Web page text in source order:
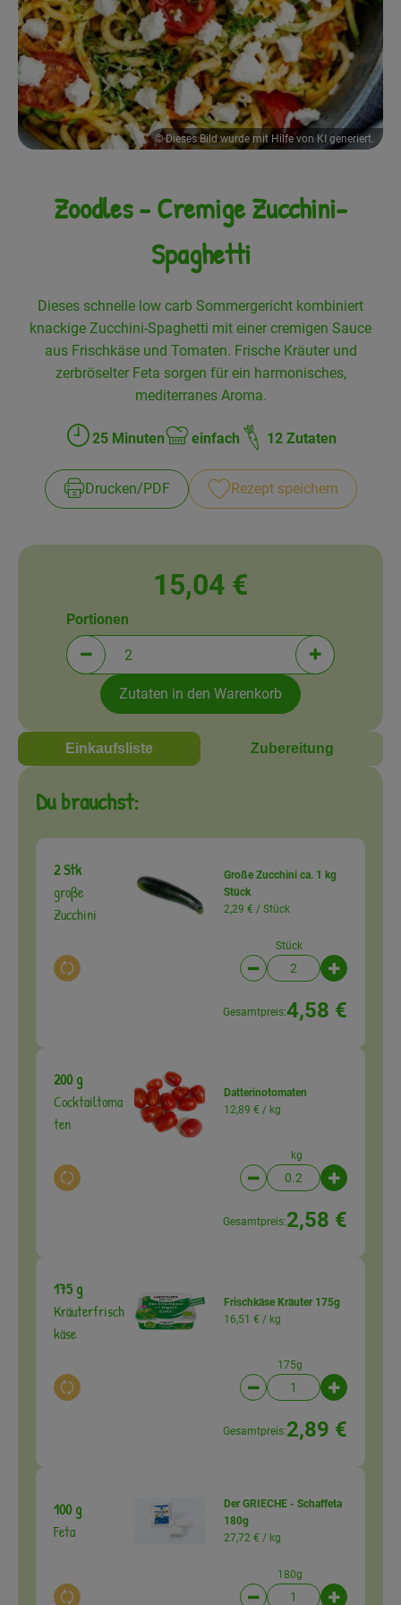
Frisches
Angebote
Haltbares
Getränke
Drogerie
Veranstaltungen
Kundenbrief
Entdecken
Über uns
© Dieses Bild wurde mit Hilfe von KI generiert.
Zoodles - Cremige Zucchini-
Spaghetti
Dieses schnelle low carb Sommergericht kombiniert
knackige Zucchini-Spaghetti mit einer cremigen Sauce
aus Frischkäse und Tomaten. Frische Kräuter und
zerbröselter Feta sorgen für ein harmonisches,
mediterranes Aroma.
Zubreitungszeit:
25 Minuten
Schwierigkeit:
einfach 12 Zutaten
Drucken​/​PDF Rezept speichern
15,04 €
Portionen verringern (aktuell 2 Portionen
Portionen
Portionen
Zutaten in den Warenkorb
Einkaufsliste Zubereitung
Du brauchst:
2 Stk
große
Zucchini
Auswahl ändern
Große Zucchini ca. 1 kg
Stück
2,29 € / Stück
Stück
Artikelanzahl
Gesamtpreis:4,58 €
200 g
Cocktailtoma
ten
Auswahl ändern
Datterinotomaten
12,89 € / kg
kg
Artikelanzahl
Gesamtpreis:2,58 €
175 g
Kräuterfrisch
käse
Auswahl ändern
Frischkäse Kräuter 175g
16,51 € / kg
175g
Artikelanzahl
Gesamtpreis:2,89 €
100 g
Feta
Der GRIECHE - Schaffeta
180g
27,72 € / kg
180g